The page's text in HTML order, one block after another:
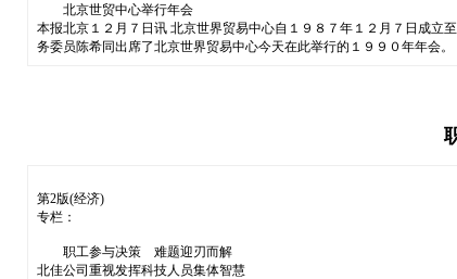
北京世贸中心举行年会
本报北京１２月７日讯 北京世界贸易中心自１９８７年１２月７日成立
务委员陈希同出席了北京世界贸易中心今天在此举行的１９９０年年会。
第2版(经济)
专栏：
职工参与决策 难题迎刃而解
北佳公司重视发挥科技人员集体智慧